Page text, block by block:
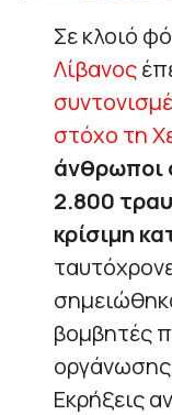
Σε κλοιό
Λίβανος
στόχο τη
άνθρωποι
2.800
κρίσιμη
βομβητές
Εκρήξεις